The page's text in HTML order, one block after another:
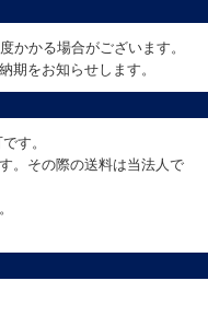
かかる場合がございます。
期をお知らせします。
す。
。その際の送料は当法人で